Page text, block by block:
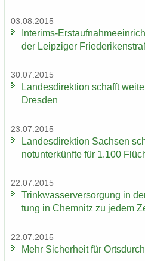
03.08.2015
Interims-​
der Leip­zi­ger
30.07.2015
Lan­des­di­rek­ti­on schafft
Dres­den
23.07.2015
Lan­des­di­rek­ti­on Sach­sen
not­un­ter­künf­te für 1.100
22.07.2015
Trink­was­ser­ver­sor­gung in
tung in Chem­nitz zu jedem
22.07.2015
Mehr Si­cher­heit für